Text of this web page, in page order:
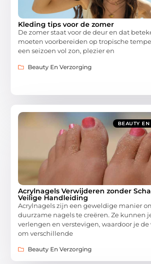
Kleding tips voor de zomer
De zomer staat voor de deur en dat
moeten voorbereiden op tropische
een seizoen vol zon, plezier en
Beauty En Verzorging
BEAUTY EN
Acrylnagels Verwijderen zonder
Veilige Handleiding
Acrylnagels zijn een geweldige manier
duurzame nagels te creëren. Ze kunnen
verlengen en verstevigen, waardoor je
om verschillende
Beauty En Verzorging